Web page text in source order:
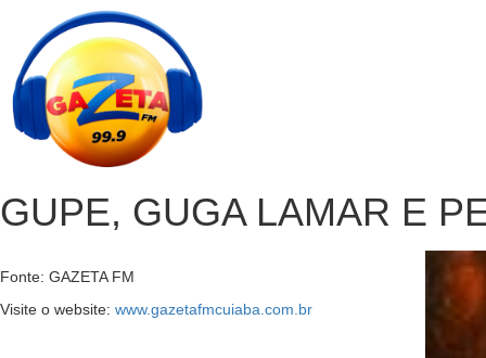
GUPE, GUGA LAMAR E
Fonte: GAZETA FM
Visite o website: www.gazetafmcuiaba.com.br